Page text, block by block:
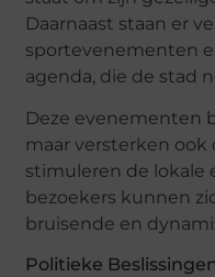
Daarnaast staan er
sportevenementen
agenda, die de stad
Deze evenementen
maar versterken ook
stimuleren de lokale
bezoekers kunnen
bruisende en
Politieke